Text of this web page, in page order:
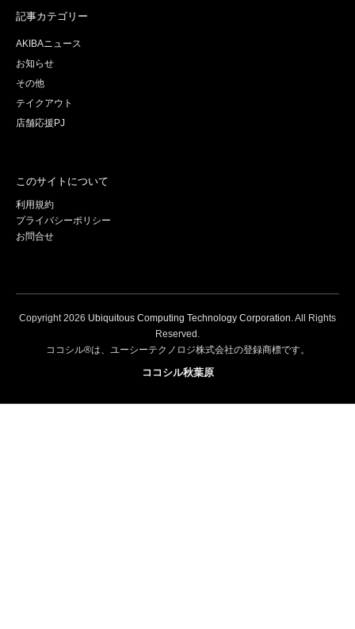
記事カテゴリー
AKIBAニュース
お知らせ
その他
テイクアウト
店舗応援PJ
このサイトについて
利用規約
プライバシーポリシー
お問合せ
Copyright2026 Ubiquitous Computing Technology Corporation. All Rights
Reserved.
ココシル®は、ユーシーテクノロジ株式会社の登録商標です。
ココシル秋葉原